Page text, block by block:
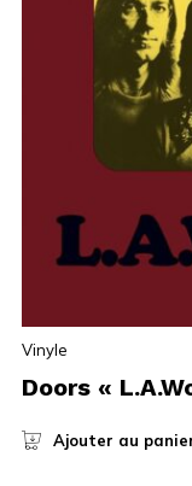
Vinyle
Doors «
Ajouter au